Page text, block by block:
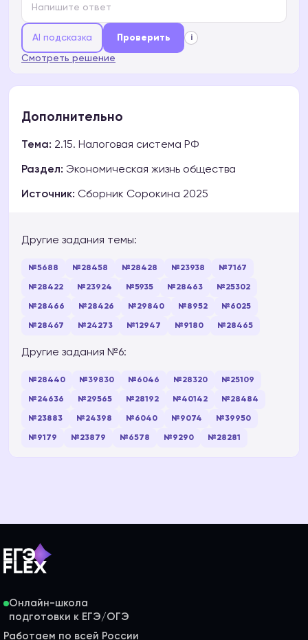
AI подсказка Проверить i
Смотреть решение
Дополнительно
Тема: 2.15. Налоговая система РФ
Раздел: Экономическая жизнь общества
Источник: Сборник Сорокина 2025
Другие задания темы:
№5688 №28458 №28428 №23938 №7167
№28422 №23924 №5935 №28463 №25302
№28466 №28426 №29840 №8952 №6025
№28467 №24273 №12947 №9180 №28465
Другие задания №6:
№28440 №39830 №6046 №28320 №25109
№24636 №29565 №28192 №40142 №28484
№23883 №24398 №6040 №9074 №39950
№9179 №23879 №6578 №9290 №28281
Онлайн-школа
Работаем по всей России